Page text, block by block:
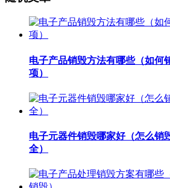
电子产品销毁方法有哪些（如何
项）
电子元器件销毁哪家好（怎么销
全）